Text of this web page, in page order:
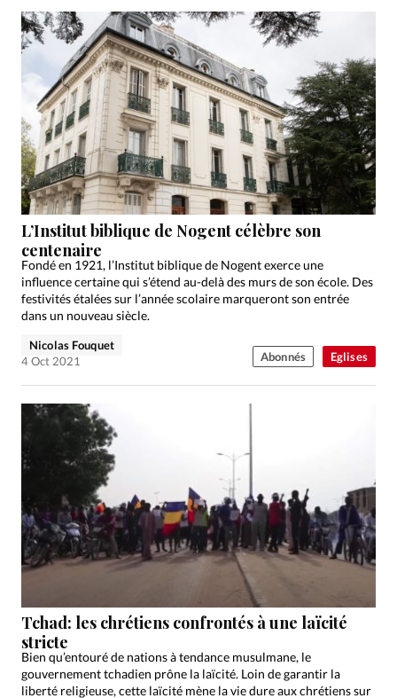
Eglises
L’Institut biblique de Nogent célèbre son
centenaire
Fondé en 1921, l’Institut biblique de Nogent exerce une
influence certaine qui s’étend au-delà des murs de son école. Des
festivités étalées sur l’année scolaire marqueront son entrée
dans un nouveau siècle.
Nicolas Fouquet
4 Oct 2021
Abonnés
Tchad: les chrétiens confrontés à une laïcité
stricte
Bien qu’entouré de nations à tendance musulmane, le
gouvernement tchadien prône la laïcité. Loin de garantir la
liberté religieuse, cette laïcité mène la vie dure aux chrétiens sur